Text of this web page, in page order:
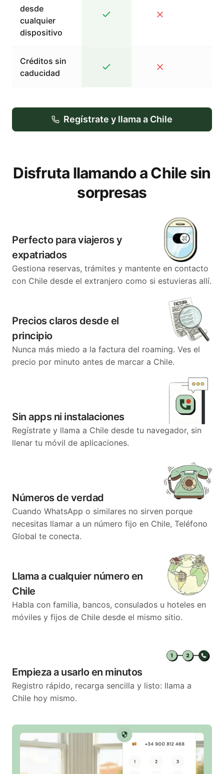
desde
cualquier
dispositivo
Créditos sin
caducidad
Regístrate y llama a Chile
Disfruta llamando a Chile sin
sorpresas
Perfecto para viajeros y
expatriados
Gestiona reservas, trámites y mantente en contacto
con Chile desde el extranjero como si estuvieras allí.
Precios claros desde el
principio
Nunca más miedo a la factura del roaming. Ves el
precio por minuto antes de marcar a Chile.
Sin apps ni instalaciones
Regístrate y llama a Chile desde tu navegador, sin
llenar tu móvil de aplicaciones.
Números de verdad
Cuando WhatsApp o similares no sirven porque
necesitas llamar a un número fijo en Chile, Teléfono
Global te conecta.
Llama a cualquier número en
Chile
Habla con familia, bancos, consulados u hoteles en
móviles y fijos de Chile desde el mismo sitio.
Empieza a usarlo en minutos
Registro rápido, recarga sencilla y listo: llama a
Chile hoy mismo.